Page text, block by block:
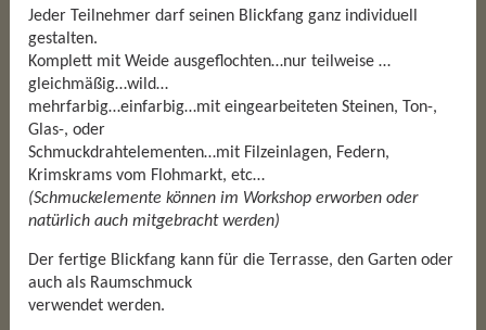
Jeder Teilnehmer darf seinen Blickfang ganz individuell
gestalten.
Komplett mit Weide ausgeflochten…nur teilweise …
gleichmäßig…wild…
mehrfarbig…einfarbig…mit eingearbeiteten Steinen, Ton-,
Glas-, oder
Schmuckdrahtelementen…mit Filzeinlagen, Federn,
Krimskrams vom Flohmarkt, etc…
(Schmuckelemente können im Workshop erworben oder
natürlich auch mitgebracht werden)
Der fertige Blickfang kann für die Terrasse, den Garten oder
auch als Raumschmuck
verwendet werden.